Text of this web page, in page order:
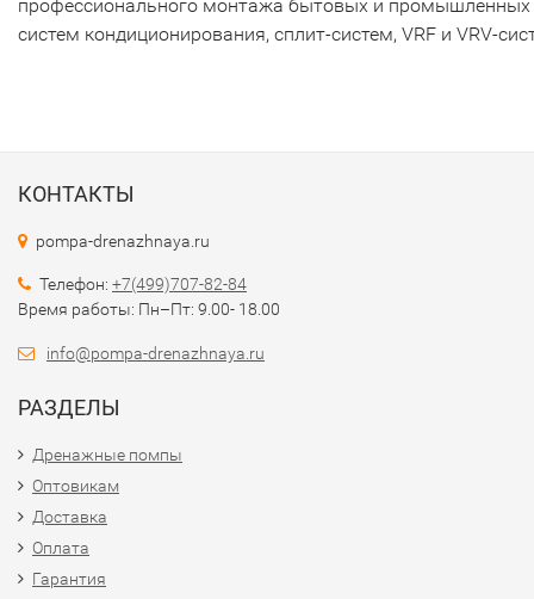
профессионального монтажа бытовых и промышленных
систем кондиционирования, сплит-систем, VRF и VRV-
КОНТАКТЫ
pompa-drenazhnaya.ru
Телефон: +7(499)707-82-84
Время работы: Пн–Пт: 9.00- 18.00
info@pompa-drenazhnaya.ru
РАЗДЕЛЫ
Дренажные помпы
Оптовикам
Доставка
Оплата
Гарантия